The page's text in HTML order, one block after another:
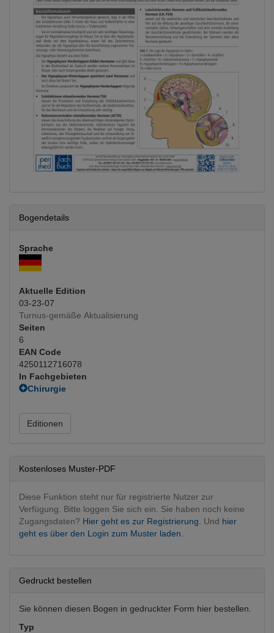
Bogendetails
Sprache
Aktuelle Edition
03-23-07
Turnus-gemäße Aktualisierung
Seiten
6
EAN Code
4250112716078
In Fachgebieten
Chirurgie
Editionen
Kostenloses Muster-PDF
Diese Funktion steht nur für registrierte Nutzer zur
Verfügung. Bitte loggen Sie sich ein. Sie haben noch keine
Zugangsdaten? Hier geht es zur Registrierung. Und hier
geht es über den Login zum Muster laden.
Gedruckt bestellen
Sie können diesen Bogen in gedruckter Form hier bestellen.
Typ